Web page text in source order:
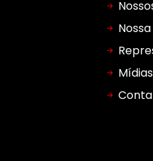
Mídias